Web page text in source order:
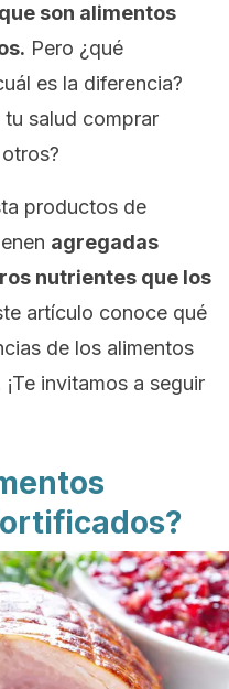
son alimentos
Pero ¿qué
es la diferencia?
tu salud comprar
productos de
agregadas
nutrientes que los
artículo conoce qué
de los alimentos
invitamos a seguir